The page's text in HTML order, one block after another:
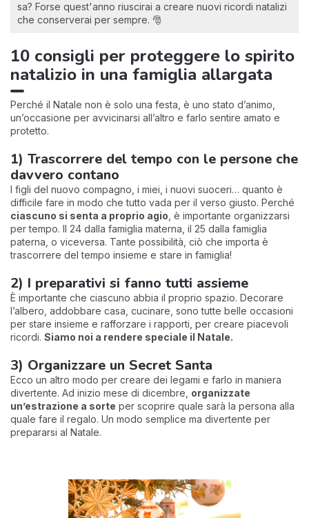
sa? Forse quest'anno riuscirai a creare nuovi ricordi natalizi
che conserverai per sempre. 🎅
10 consigli per proteggere lo spirito
natalizio in una famiglia allargata
Perché il Natale non è solo una festa, è uno stato d’animo,
un’occasione per avvicinarsi all’altro e farlo sentire amato e
protetto.
1) Trascorrere del tempo con le persone che
davvero contano
I figli del nuovo compagno, i miei, i nuovi suoceri… quanto è
difficile fare in modo che tutto vada per il verso giusto. Perché
ciascuno si senta a proprio agio , è importante organizzarsi
per tempo. Il 24 dalla famiglia materna, il 25 dalla famiglia
paterna, o viceversa. Tante possibilità, ciò che importa è
trascorrere del tempo insieme e stare in famiglia!
2) I preparativi si fanno tutti assieme
È importante che ciascuno abbia il proprio spazio. Decorare
l’albero, addobbare casa, cucinare, sono tutte belle occasioni
per stare insieme e rafforzare i rapporti, per creare piacevoli
ricordi. Siamo noi a rendere speciale il Natale.
3) Organizzare un Secret Santa
Ecco un altro modo per creare dei legami e farlo in maniera
divertente. Ad inizio mese di dicembre, organizzate
un’estrazione a sorte per scoprire quale sarà la persona alla
quale fare il regalo. Un modo semplice ma divertente per
prepararsi al Natale.